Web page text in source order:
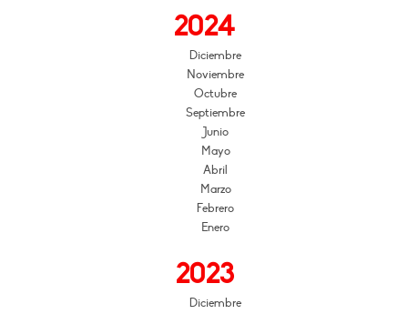
2024
Diciembre
Noviembre
Octubre
Septiembre
Junio
Mayo
Abril
Marzo
Febrero
Enero
2023
Diciembre